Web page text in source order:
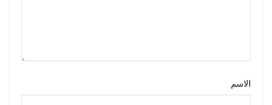
الاسم